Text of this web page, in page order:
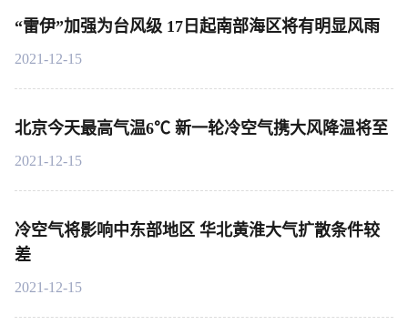
“雷伊”加强为台风级 17日起南部海区将有明显风雨
2021-12-15
北京今天最高气温6℃ 新一轮冷空气携大风降温将至
2021-12-15
冷空气将影响中东部地区 华北黄淮大气扩散条件较
差
2021-12-15